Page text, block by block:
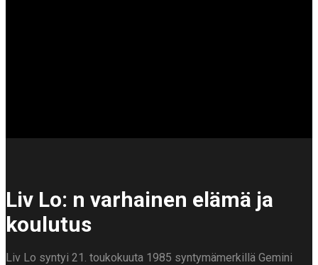
Liv Lo: n varhainen elämä ja
koulutus
Liv Lo syntyi 21. toukokuuta 1985 syntymämerkillä Gemini